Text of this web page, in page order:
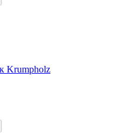
Krumpholz